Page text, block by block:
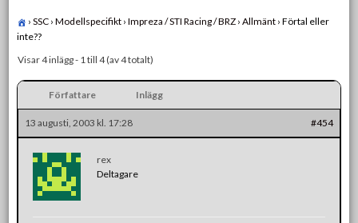
› SSC › Modellspecifikt › Impreza / STI Racing / BRZ › Allmänt › Förtal eller
inte??
Visar 4 inlägg - 1 till 4 (av 4 totalt)
Författare Inlägg
13 augusti, 2003 kl. 17:28 #454
rex
Deltagare